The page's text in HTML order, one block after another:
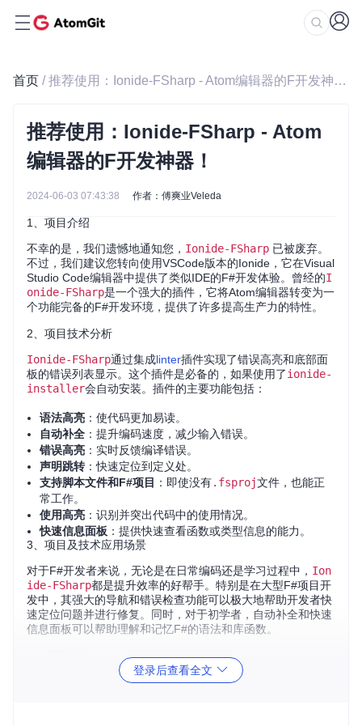
首页 / 推荐使用：Ionide-FSharp - Atom编辑器的F开发神器！
推荐使用：Ionide-FSharp - Atom
编辑器的F开发神器！
2024-06-03 07:43:38 作者：傅爽业Veleda
1、项目介绍
不幸的是，我们遗憾地通知您， Ionide-FSharp 已被废弃。
不过，我们建议您转向使用VSCode版本的Ionide，它在Visual
Studio Code编辑器中提供了类似IDE的F#开发体验。曾经的I
onide-FSharp是一个强大的插件，它将Atom编辑器转变为一
个功能完备的F#开发环境，提供了许多提高生产力的特性。
2、项目技术分析
Ionide-FSharp通过集成linter插件实现了错误高亮和底部面
板的错误列表显示。这个插件是必备的，如果使用了ionide-
installer会自动安装。插件的主要功能包括：
语法高亮 ：使代码更加易读。
自动补全 ：提升编码速度，减少输入错误。
错误高亮 ：实时反馈编译错误。
声明跳转：快速定位到定义处。
支持脚本文件和F#项目 ：即使没有.fsproj文件，也能正
常工作。
使用高亮 ：识别并突出代码中的使用情况。
快速信息面板 ：提供快速查看函数或类型信息的能力。
3、项目及技术应用场景
对于F#开发者来说，无论是在日常编码还是学习过程中， Ion
ide-FSharp都是提升效率的好帮手。特别是在大型F#项目开
发中，其强大的导航和错误检查功能可以极大地帮助开发者快
速定位问题并进行修复。同时，对于初学者，自动补全和快速
信息面板可以帮助理解和记忆F#的语法和库函数。
：不仅支持传统的F#项目，还对单独的脚本文件
登录后查看全文